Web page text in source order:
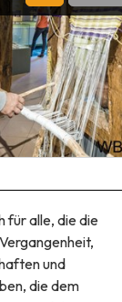
& Belfriede
Zoos
Schiffe
Parks
für alle, die die
und
die dem